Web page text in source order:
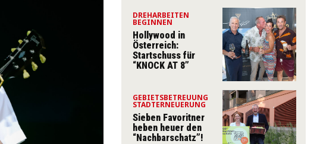
DREHARBEITEN
BEGINNEN
Hollywood in
Österreich:
Startschuss für
“KNOCK AT 8”
GEBIETSBETREUUNG
STADTERNEUERUNG
Sieben Favoritner
heben heuer den
“Nachbarschatz”!